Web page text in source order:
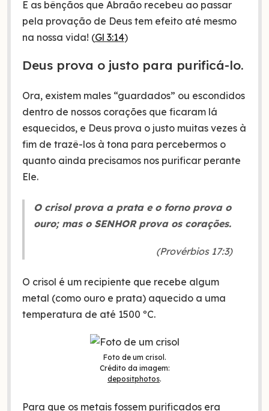
E as bênçãos que Abraão recebeu ao passar
pela provação de Deus tem efeito até mesmo
na nossa vida! (Gl 3:14)
Deus prova o justo para purificá-lo.
Ora, existem males “guardados” ou escondidos
dentro de nossos corações que ficaram lá
esquecidos, e Deus prova o justo muitas vezes à
fim de trazê-los à tona para percebermos o
quanto ainda precisamos nos purificar perante
Ele.
O crisol prova a prata e o forno prova o
ouro; mas o SENHOR prova os corações.
(Provérbios 17:3)
O crisol é um recipiente que recebe algum
metal (como ouro e prata) aquecido a uma
temperatura de até 1500 ºC.
Foto de um crisol.
Crédito da imagem:
depositphotos.
Para que os metais fossem purificados era